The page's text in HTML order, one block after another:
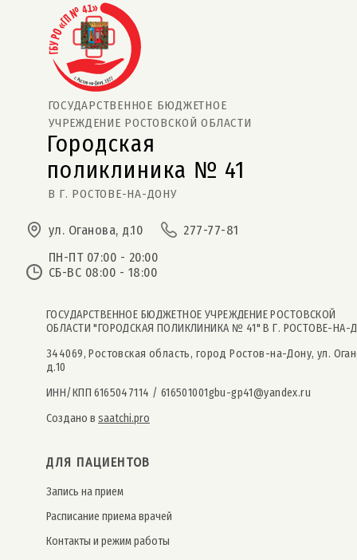
В Г. РОСТОВЕ-НА-ДОНУ
ГОСУДАРСТВЕННОЕ БЮДЖЕТНОЕ
поликлиника № 41
УЧРЕЖДЕНИЕ РОСТОВСКОЙ ОБЛАСТИ
Городская
ул. Оганова, д.10
277-77-81
ПН-ПТ 07:00 - 20:00
СБ-ВС 08:00 - 18:00
ГОСУДАРСТВЕННОЕ БЮДЖЕТНОЕ УЧРЕЖДЕНИЕ РОСТОВСКОЙ
ОБЛАСТИ "ГОРОДСКАЯ ПОЛИКЛИНИКА № 41" В Г. РОСТОВЕ-НА-
344069, Ростовская область, город Ростов-на-Дону, ул.
д.10
ИНН/КПП 6165047114 / 616501001gbu-gp41@yandex.ru
Создано в saatchi.pro
ДЛЯ ПАЦИЕНТОВ
Запись на прием
Расписание приема врачей
Контакты и режим работы